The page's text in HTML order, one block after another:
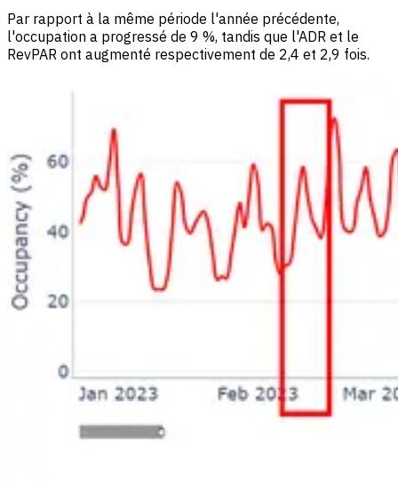
Par rapport à la même période l'année précédente,
l'occupation a progressé de 9 %, tandis que l'ADR et le
RevPAR ont augmenté respectivement de 2,4 et 2,9 fois.